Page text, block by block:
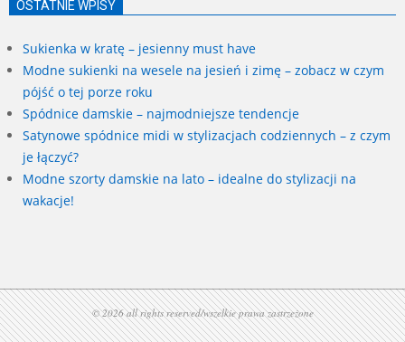
OSTATNIE WPISY
Sukienka w kratę – jesienny must have
Modne sukienki na wesele na jesień i zimę – zobacz w czym
pójść o tej porze roku
Spódnice damskie – najmodniejsze tendencje
Satynowe spódnice midi w stylizacjach codziennych – z czym
je łączyć?
Modne szorty damskie na lato – idealne do stylizacji na
wakacje!
© 2026 all rights reserved/wszelkie prawa zastrzeżone